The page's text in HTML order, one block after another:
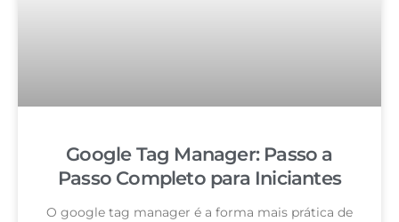
Google Tag Manager: Passo a
Passo Completo para Iniciantes
O google tag manager é a forma mais prática de